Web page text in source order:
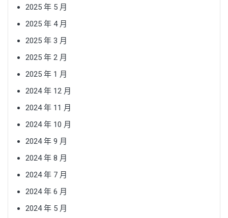
2025 年 5 月
2025 年 4 月
2025 年 3 月
2025 年 2 月
2025 年 1 月
2024 年 12 月
2024 年 11 月
2024 年 10 月
2024 年 9 月
2024 年 8 月
2024 年 7 月
2024 年 6 月
2024 年 5 月